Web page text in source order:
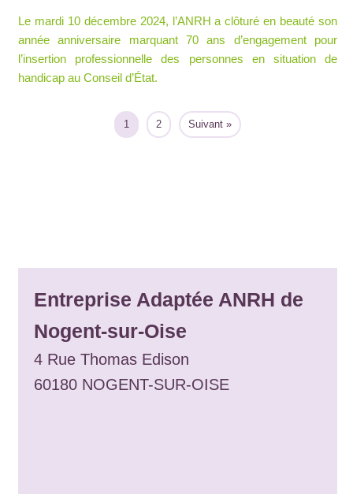
Le mardi 10 décembre 2024, l’ANRH a clôturé en beauté son
année anniversaire marquant 70 ans d’engagement pour
l’insertion professionnelle des personnes en situation de
handicap au Conseil d’État.
1 2 Suivant »
Entreprise Adaptée ANRH de
Nogent-sur-Oise
4 Rue Thomas Edison
60180 NOGENT-SUR-OISE